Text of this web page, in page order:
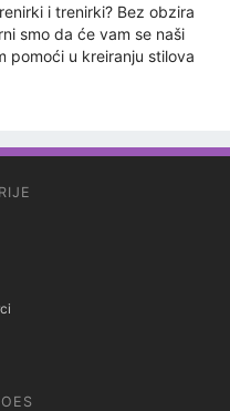
i trenirki? Bez obzira
smo da će vam se naši
pomoći u kreiranju stilova